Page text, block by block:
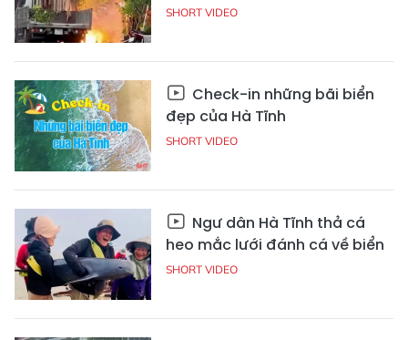
SHORT VIDEO
Check-in những bãi biển
đẹp của Hà Tĩnh
SHORT VIDEO
Ngư dân Hà Tĩnh thả cá
heo mắc lưới đánh cá về biển
SHORT VIDEO